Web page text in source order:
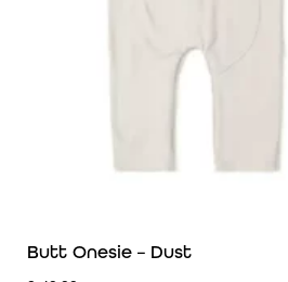
Butt Onesie – Dust